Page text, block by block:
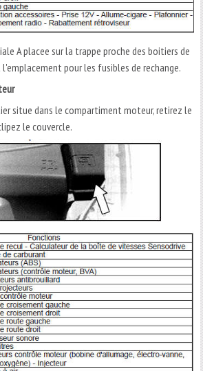
A placee sur la trappe proche des boitiers de
pour les fusibles de rechange.
situe dans le compartiment moteur, retirez le
le couvercle.